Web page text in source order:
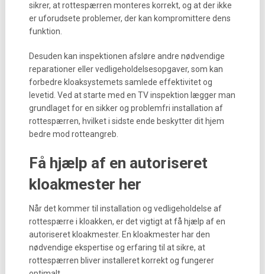
sikrer, at rottespærren monteres korrekt, og at der ikke
er uforudsete problemer, der kan kompromittere dens
funktion.
Desuden kan inspektionen afsløre andre nødvendige
reparationer eller vedligeholdelsesopgaver, som kan
forbedre kloaksystemets samlede effektivitet og
levetid. Ved at starte med en TV inspektion lægger man
grundlaget for en sikker og problemfri installation af
rottespærren, hvilket i sidste ende beskytter dit hjem
bedre mod rotteangreb.
Få hjælp af en autoriseret
kloakmester her
Når det kommer til installation og vedligeholdelse af
rottespærre i kloakken, er det vigtigt at få hjælp af en
autoriseret kloakmester. En kloakmester har den
nødvendige ekspertise og erfaring til at sikre, at
rottespærren bliver installeret korrekt og fungerer